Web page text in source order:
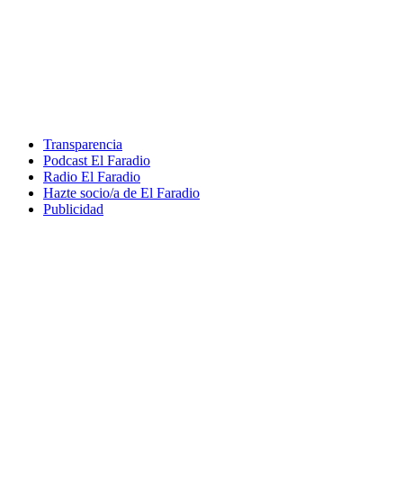
Transparencia
Podcast El Faradio
Radio El Faradio
Hazte socio/a de El Faradio
Publicidad